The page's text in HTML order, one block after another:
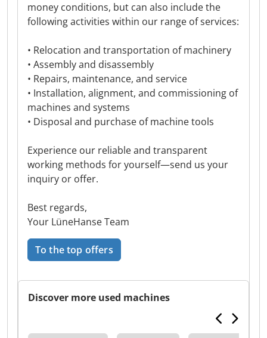
money conditions, but can also include the
following activities within our range of services:
• Relocation and transportation of machinery
• Assembly and disassembly
• Repairs, maintenance, and service
• Installation, alignment, and commissioning of
machines and systems
• Disposal and purchase of machine tools
Experience our reliable and transparent
working methods for yourself—send us your
inquiry or offer.
Best regards,
Your LüneHanse Team
To the top offers
Discover more used machines